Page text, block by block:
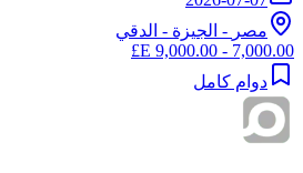
مصر - الجيزة - الدقي
7,000.00 - 9,000.00 E£
دوام كامل